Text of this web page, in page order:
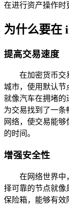
在进行资产操作时
为什么要在
提高交易速度
在加密货币交
城市，使用默认节
就像汽车在拥堵的
为交易找到了一条
网络，使交易能
的时间。
增强安全性
在网络世界中
择可靠的节点就像
保险箱，能够有效